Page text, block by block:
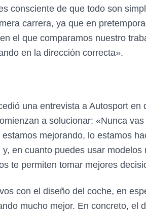
consciente de que todo son
carrera, ya que en
el que comparamos nuestro
en la dirección correcta».
una entrevista a Autosport
a solucionar: «Nunca
mejorando, lo estamos
en cuanto puedes usar
te permiten tomar mejores
con el diseño del coche, en
mucho mejor. En concreto,